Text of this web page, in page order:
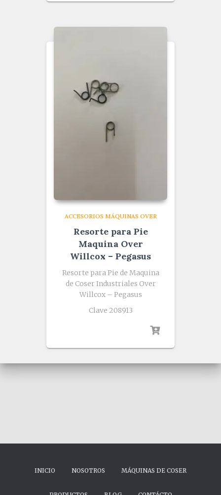
ACCESORIOS MÁQUINAS OVER
Resorte para Pie
Maquina Over
Willcox – Pegasus
Resorte para Pie de Maquina
de Coser Industriales Over
Willcox – Pegasus
Clave 208913
INICIO NOSOTROS MÁQUINAS DE COSER